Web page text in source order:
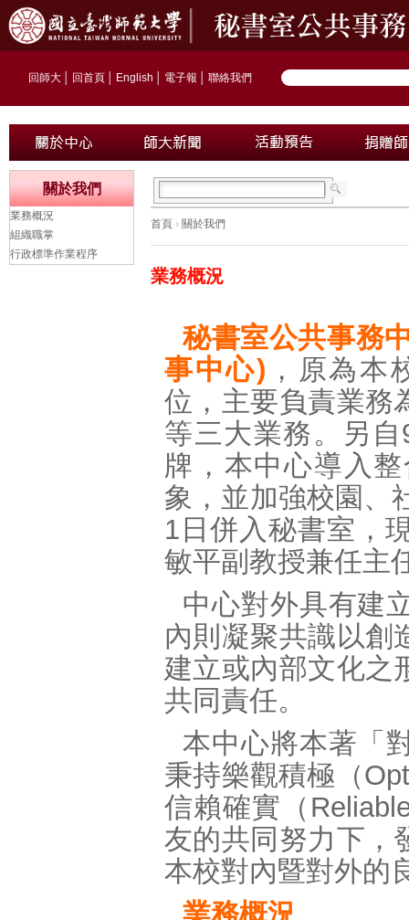
回師大 回首頁 English 電子報 聯絡我們
首頁 › 關於我們
業務概況
秘書室公共事務
事中心) ，原為本
位，主要負責業務
等三大業務。另
牌，本中心導入
象，並加強校園、
1日併入秘書室，
敏平副教授兼任主
中心對外具有建
內則凝聚共識以創
建立或內部文化之
共同責任。
本中心將本著「
秉持樂觀積極（
信賴確實（
友的共同努力下，
本校對內暨對外的
關於我們
業務概況
組織職掌
行政標準作業程序